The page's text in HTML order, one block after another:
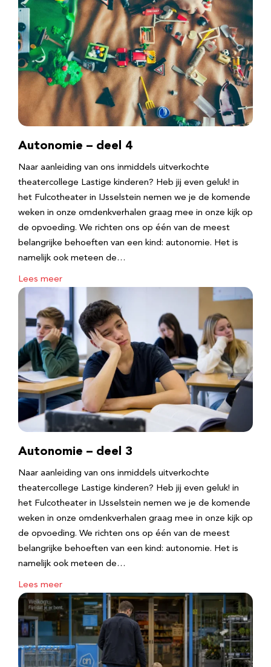
Autonomie – deel 4
Naar aanleiding van ons inmiddels uitverkochte
theatercollege Lastige kinderen? Heb jij even geluk! in
het Fulcotheater in IJsselstein nemen we je de komende
weken in onze omdenkverhalen graag mee in onze kijk op
de opvoeding. We richten ons op één van de meest
belangrijke behoeften van een kind: autonomie. Het is
namelijk ook meteen de…
Lees meer
Autonomie – deel 3
Naar aanleiding van ons inmiddels uitverkochte
theatercollege Lastige kinderen? Heb jij even geluk! in
het Fulcotheater in IJsselstein nemen we je de komende
weken in onze omdenkverhalen graag mee in onze kijk op
de opvoeding. We richten ons op één van de meest
belangrijke behoeften van een kind: autonomie. Het is
namelijk ook meteen de…
Lees meer